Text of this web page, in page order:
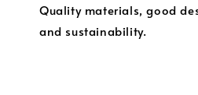
Quality materials, good
and sustainability.